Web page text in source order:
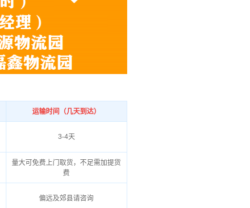
运输时间（几天到达）
3-4天
量大可免费上门取货，不足需加提货
费
偏远及郊县请咨询